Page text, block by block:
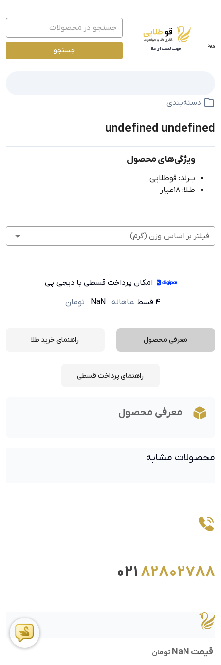
ورود
قیمت لحظه ای طلا جستجو
دسته‌بندی
undefined undefined
ویژگی‌های محصول
بــرند: قوطلایی
طـلا: 18عیار
فیلتر بر اساس وزن (گرم)
امکان پرداخت قسطی با دیجی پی
۴ قسط
ماهانه NaN تومان
قیمت NaN تومان
معرفی محصول راهنمای خرید طلا
راهنمای پرداخت قسطی
معرفی محصول
محصولات مشابه
82802788
021